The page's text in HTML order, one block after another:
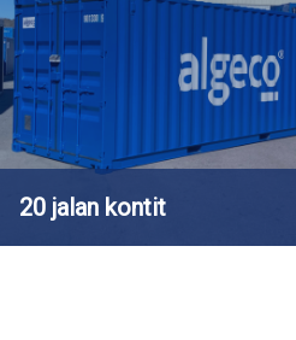
20 jalan kontit